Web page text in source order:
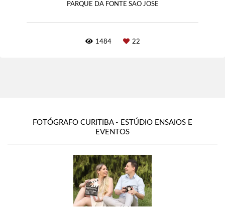
PARQUE DA FONTE SAO JOSE
1484 22
FOTÓGRAFO CURITIBA - ESTÚDIO ENSAIOS E
EVENTOS